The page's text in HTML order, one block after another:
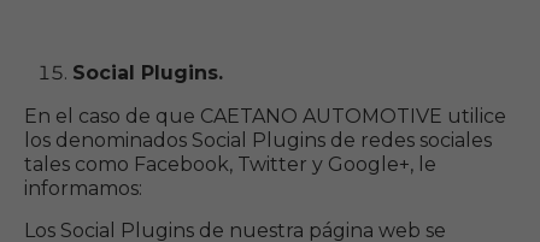
Social Plugins.
En el caso de que CAETANO AUTOMOTIVE utilice
los denominados Social Plugins de redes sociales
tales como Facebook, Twitter y Google+, le
informamos:
Los Social Plugins de nuestra página web se